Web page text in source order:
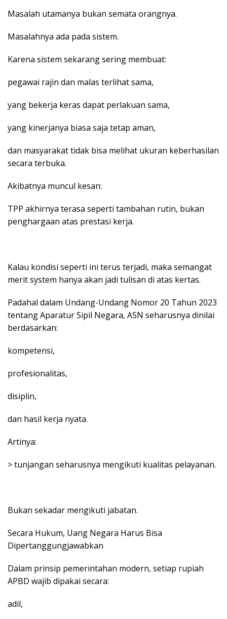
Masalah utamanya bukan semata orangnya.
Masalahnya ada pada sistem.
Karena sistem sekarang sering membuat:
pegawai rajin dan malas terlihat sama,
yang bekerja keras dapat perlakuan sama,
yang kinerjanya biasa saja tetap aman,
dan masyarakat tidak bisa melihat ukuran keberhasilan
secara terbuka.
Akibatnya muncul kesan:
TPP akhirnya terasa seperti tambahan rutin, bukan
penghargaan atas prestasi kerja.
Kalau kondisi seperti ini terus terjadi, maka semangat
merit system hanya akan jadi tulisan di atas kertas.
Padahal dalam Undang-Undang Nomor 20 Tahun 2023
tentang Aparatur Sipil Negara, ASN seharusnya dinilai
berdasarkan:
kompetensi,
profesionalitas,
disiplin,
dan hasil kerja nyata.
Artinya:
> tunjangan seharusnya mengikuti kualitas pelayanan.
Bukan sekadar mengikuti jabatan.
Secara Hukum, Uang Negara Harus Bisa
Dipertanggungjawabkan
Dalam prinsip pemerintahan modern, setiap rupiah
APBD wajib dipakai secara:
adil,